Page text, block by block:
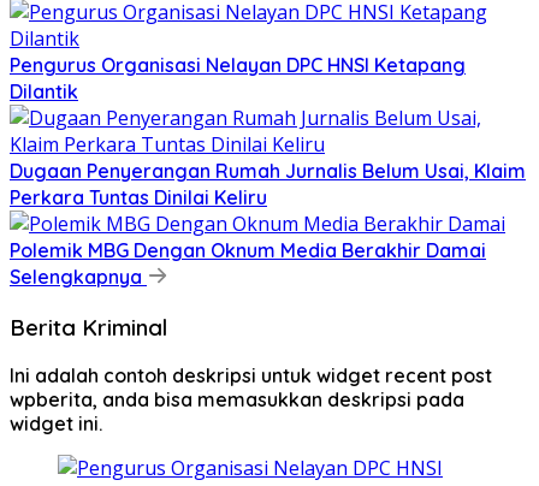
Pengurus Organisasi Nelayan DPC HNSI Ketapang
Dilantik
Dugaan Penyerangan Rumah Jurnalis Belum Usai, Klaim
Perkara Tuntas Dinilai Keliru
Polemik MBG Dengan Oknum Media Berakhir Damai
Selengkapnya
Berita Kriminal
Ini adalah contoh deskripsi untuk widget recent post
wpberita, anda bisa memasukkan deskripsi pada
widget ini.